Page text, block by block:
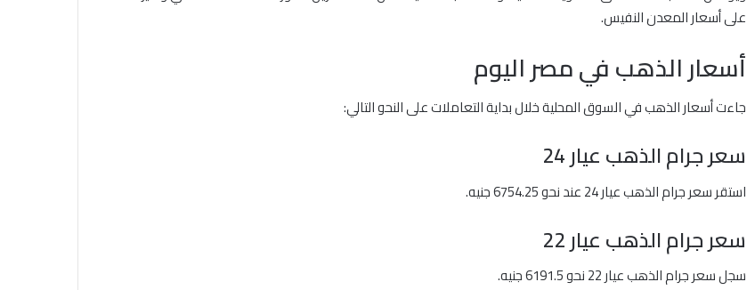
على أسعار المعدن النفيس.
أسعار الذهب في مصر اليوم
جاءت أسعار الذهب في السوق المحلية خلال بداية التعاملات على النحو التالي:
سعر جرام الذهب عيار 24
استقر سعر جرام الذهب عيار 24 عند نحو 6754.25 جنيه.
سعر جرام الذهب عيار 22
سجل سعر جرام الذهب عيار 22 نحو 6191.5 جنيه.